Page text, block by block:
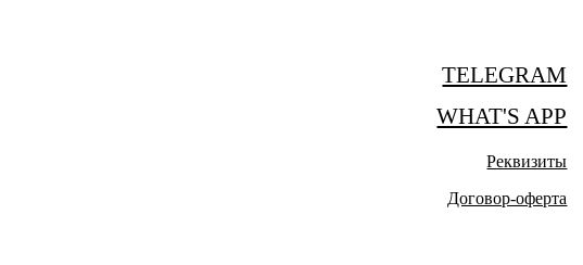
TELEGRAM
WHAT'S APP
Реквизиты
Договор-оферта